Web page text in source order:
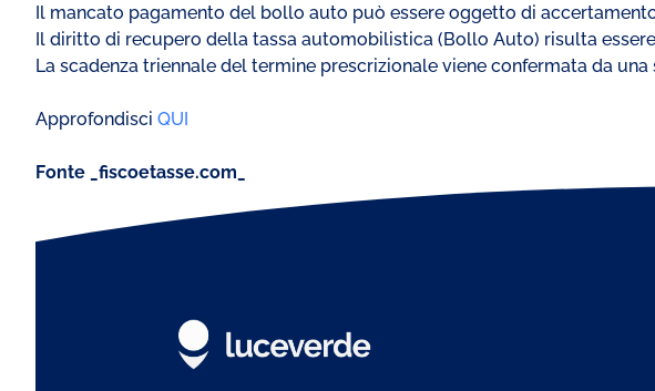
Il mancato pagamento del bollo auto può essere oggetto di
Il diritto di recupero della tassa automobilistica (Bollo Auto) risulta
⁠La scadenza triennale del termine prescrizionale viene confermata da
⁠Approfondisci QUI
Fonte _fiscoetasse.com_